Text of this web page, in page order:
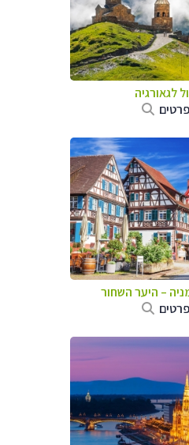
לגאורגיה
– היער השחור